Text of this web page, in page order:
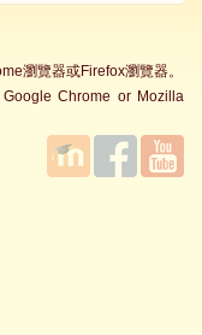
瀏覽器或Firefox瀏覽器。
Chrome or Mozilla